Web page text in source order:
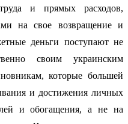
и прямых расходов,
на свое возвращение и
деньги поступают не
своим украинским
которые большей
и достижения личных
и обогащения, а не на